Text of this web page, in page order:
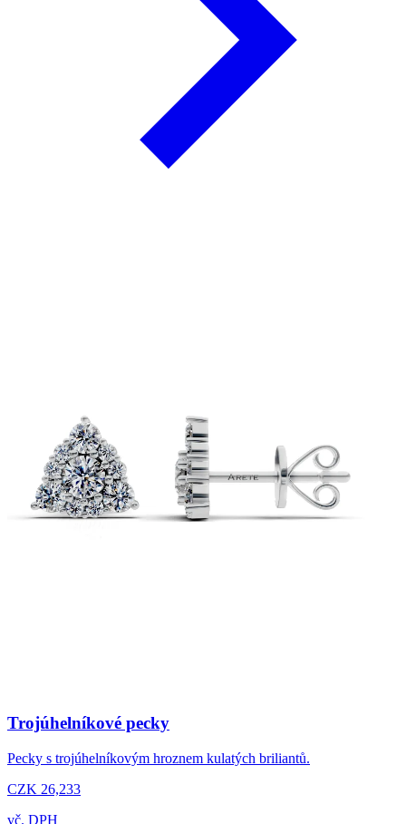
Trojúhelníkové pecky
Pecky s trojúhelníkovým hroznem kulatých briliantů.
CZK 26,233
vč. DPH